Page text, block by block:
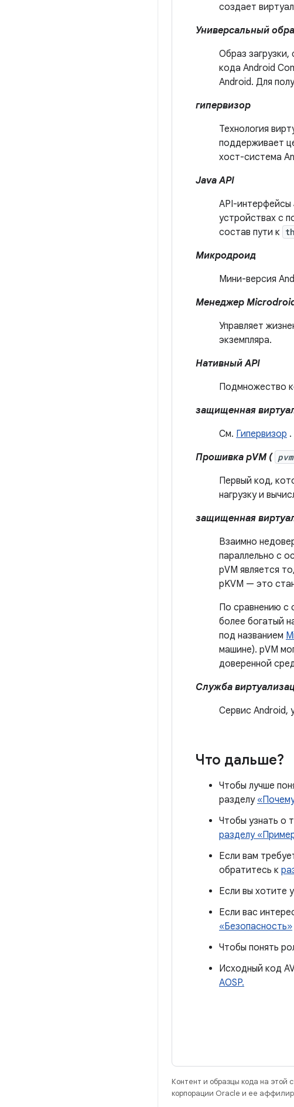
создает
Универсальный
Образ
кода Android
Android. Для
гипервизор
Технология
поддерживает
хост-система
Java API
API-интерфейсы
устройствах с
состав пути к
Микродроид
Мини-версия
Менеджер
Управляет
экземпляра.
Нативный API
Подмножество
защищенная
См. Гипервизор .
Прошивка pVM (
Первый код,
нагрузку и
защищенная
Взаимно
параллельно с
pVM является
pKVM — это
По сравнению с
более богатый
под названием
машине). pVM
доверенной
Служба
Сервис Android,
Что дальше?
Чтобы лучше
разделу
Чтобы узнать о
разделу
Если вам
обратитесь к
Если вы хотите
Если вас
«Безопасность»
Чтобы понять
Исходный код
AOSP.
Контент и образцы кода на этой
корпорации Oracle и ее